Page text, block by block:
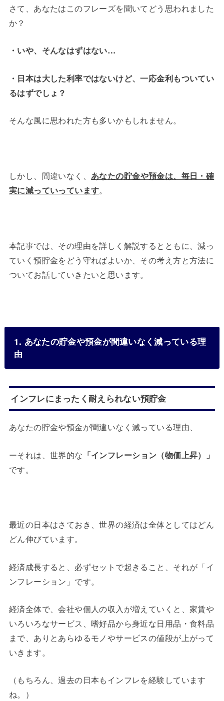
さて、あなたはこのフレーズを聞いてどう思われました
か？
・いや、そんなはずはない…
・日本は大した利率ではないけど、一応金利もついてい
るはずでしょ？
そんな風に思われた方も多いかもしれません。
しかし、間違いなく、 あなたの貯金や預金は、毎日・確
実に減っていっています。
本記事では、その理由を詳しく解説するとともに、減っ
ていく預貯金をどう守ればよいか、その考え方と方法に
ついてお話していきたいと思います。
1. あなたの貯金や預金が間違いなく減っている理
由
インフレにまったく耐えられない預貯金
あなたの貯金や預金が間違いなく減っている理由、
ーそれは、世界的な 「インフレーション（物価上昇）」
です。
最近の日本はさておき、世界の経済は全体としてはどん
どん伸びています。
経済成長すると、必ずセットで起きること、それが「イ
ンフレーション」です。
経済全体で、会社や個人の収入が増えていくと、家賃や
いろいろなサービス、嗜好品から身近な日用品・食料品
まで、ありとあらゆるモノやサービスの値段が上がって
いきます。
（もちろん、過去の日本もインフレを経験しています
ね。）